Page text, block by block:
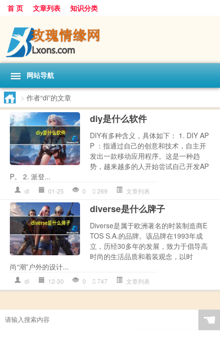
首 页 文章列表 知识分类
网站导航
> 作者“di”的文章
diy是什么软件
DIY有多种含义，具体如下： 1. DIY AP
P ：指通过自己的创意和技术，自主开
发出一款移动应用程序。这是一种趋
势，越来越多的人开始尝试自己开发AP
P。 2. 派登...
di 01-25 0 269 文章列表
diverse是什么牌子
Diverse是属于欧洲著名的时装制造商E
TOS S.A.的品牌。该品牌在1993年成
立，历经30多年的发展，致力于倡导高
时尚的生活品质和着装观念，以时
尚“潮”户外的设计...
di 12-30 0 747 文章列表
☚